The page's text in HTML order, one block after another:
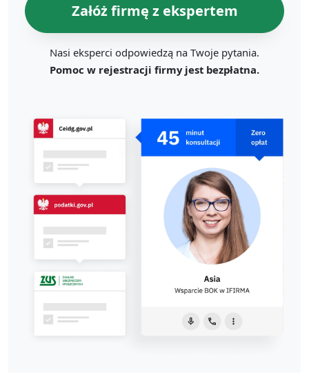
Załóż firmę z ekspertem
Nasi eksperci odpowiedzą na Twoje pytania.
Pomoc w rejestracji firmy jest bezpłatna.